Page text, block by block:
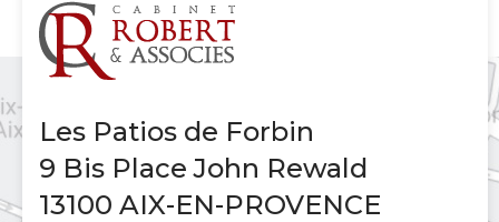
Les Patios de Forbin
9 Bis Place John Rewald
13100 AIX-EN-PROVENCE